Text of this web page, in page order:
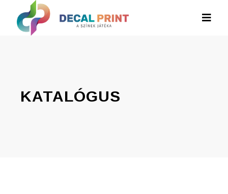
KATALÓGUS